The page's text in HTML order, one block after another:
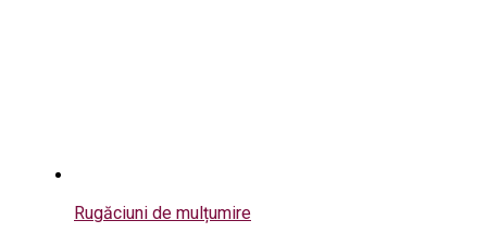
Rugăciuni de mulțumire